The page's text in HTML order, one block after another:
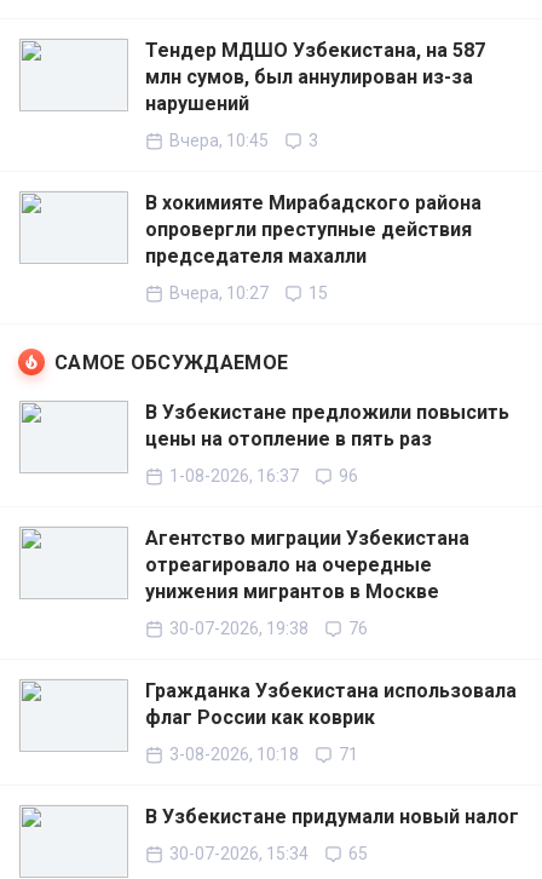
Тендер МДШО Узбекистана, на 587
млн сумов, был аннулирован из-за
нарушений
Вчера, 10:45 3
В хокимияте Мирабадского района
опровергли преступные действия
председателя махалли
Вчера, 10:27 15
САМОЕ ОБСУЖДАЕМОЕ
В Узбекистане предложили повысить
цены на отопление в пять раз
1-08-2026, 16:37 96
Агентство миграции Узбекистана
отреагировало на очередные
унижения мигрантов в Москве
30-07-2026, 19:38 76
Гражданка Узбекистана использовала
флаг России как коврик
3-08-2026, 10:18 71
В Узбекистане придумали новый налог
30-07-2026, 15:34 65